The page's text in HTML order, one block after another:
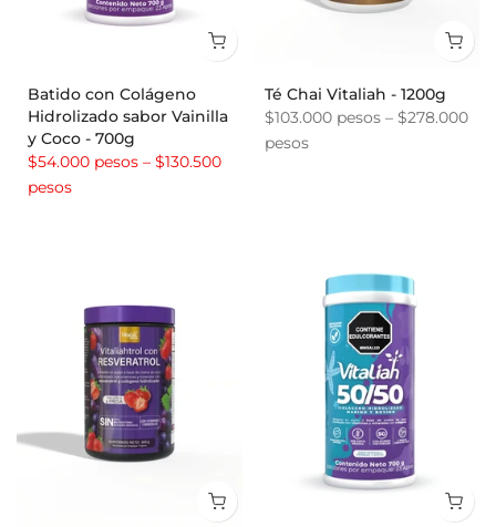
Batido con Colágeno
Hidrolizado sabor Vainilla
y Coco - 700g
$54.000 pesos – $130.500
pesos
Té Chai Vitaliah - 1200g
$103.000 pesos – $278.000
pesos